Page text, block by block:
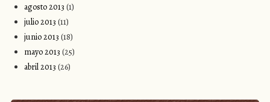
agosto 2013 (1)
julio 2013 (11)
junio 2013 (18)
mayo 2013 (25)
abril 2013 (26)